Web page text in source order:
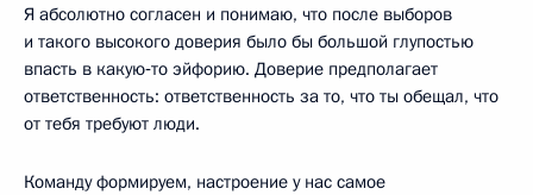
Я абсолютно согласен и понимаю, что после выборов
и такого высокого доверия было бы большой глупостью
впасть в какую‑то эйфорию. Доверие предполагает
ответственность: ответственность за то, что ты обещал, что
от тебя требуют люди.
Команду формируем, настроение у нас самое